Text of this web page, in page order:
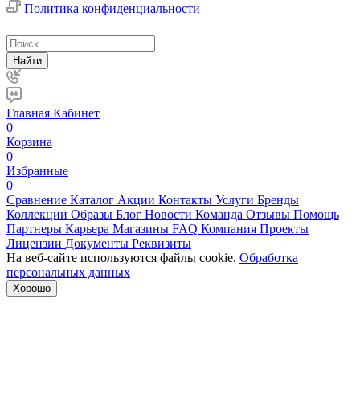
Политика конфиденциальности
Найти
Главная Кабинет
0
Корзина
0
Избранные
0
Сравнение Каталог Акции Контакты Услуги Бренды
Коллекции Образы Блог Новости Команда Отзывы Помощь
Партнеры Карьера Магазины FAQ Компания Проекты
Лицензии Документы Реквизиты
На веб-сайте используются файлы cookie. Обработка
персональных данных
Хорошо